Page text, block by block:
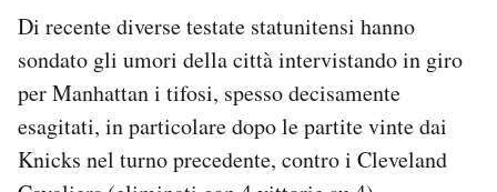
Di recente diverse testate statunitensi hanno
sondato gli umori della città intervistando in giro
per Manhattan i tifosi, spesso decisamente
esagitati, in particolare dopo le partite vinte dai
Knicks nel turno precedente, contro i Cleveland